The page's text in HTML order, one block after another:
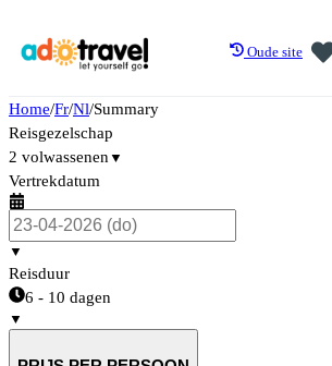
Oude site
Home/Fr/Nl/Summary
Reisgezelschap
2 volwassenen ▼
Vertrekdatum
▼
Reisduur
6 - 10 dagen
▼